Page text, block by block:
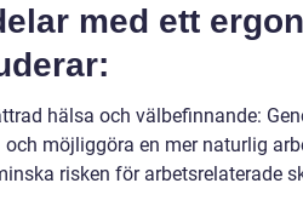
med ett
hälsa och välbefinnande:
och möjliggöra en mer naturlig
risken för arbetsrelaterade